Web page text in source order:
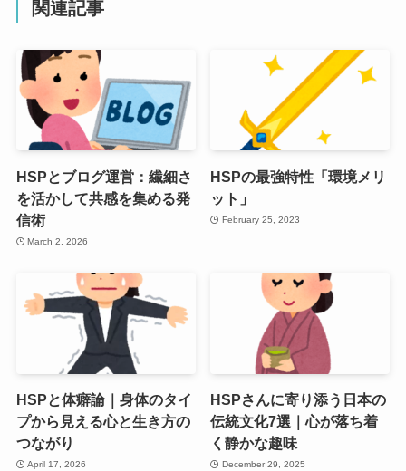
関連記事
HSPとブログ運営：繊細さ
を活かして共感を集める発
信術
March 2, 2026
HSPの最強特性「環境メリ
ット」
February 25, 2023
HSPと体癖論｜身体のタイ
プから見える心と生き方の
つながり
April 17, 2026
HSPさんに寄り添う日本の
伝統文化7選｜心が落ち着
く静かな趣味
December 29, 2025